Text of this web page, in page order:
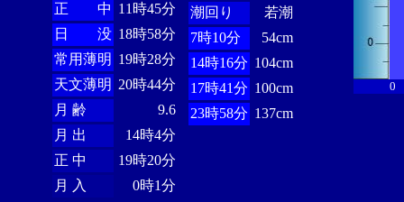
正 中 11時45分
日 没 18時58分
常用薄明 19時28分
天文薄明 20時44分
月 齢
9.6
月 出
14時4分
正 中
19時20分
月 入
0時1分
潮回り
若潮
7時10分
54cm
14時16分 104cm
17時41分 100cm
23時58分 137cm
0